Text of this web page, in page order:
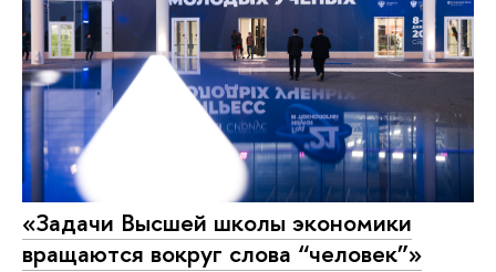
«Задачи Высшей школы экономики
вращаются вокруг слова “человек”»